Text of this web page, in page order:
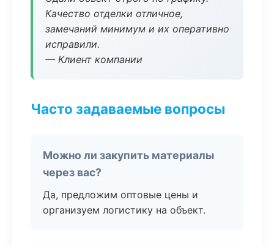
Качество отделки отличное,
замечаний минимум и их оперативно
исправили.
— Клиент компании
Часто задаваемые вопросы
Можно ли закупить материалы
через вас?
Да, предложим оптовые цены и
организуем логистику на объект.